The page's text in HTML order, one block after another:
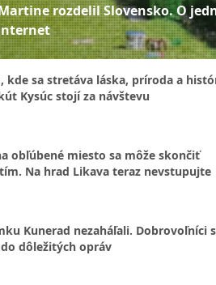
rozdelil Slovensko. O
kde sa stretáva láska, príroda a
Kysúc stojí za návštevu
obľúbené miesto sa môže skončiť
Na hrad Likava teraz nevstupujte
Kunerad nezaháľali. Dobrovoľníci
dôležitých opráv